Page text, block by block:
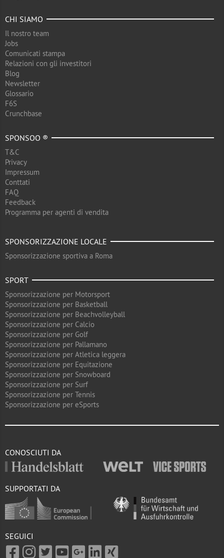
CHI SIAMO
Il nostro team
Jobs
Comunicati stampa
Relazioni con gli investitori
Blog
Newsletter
Glossario
F6S
Crunchbase
SPONSOO ®
T&C
Privacy
Impressum
Conttati
FAQ
Feedback
Programma per agenti di vendita
SPONSORIZZAZIONE LOCALE
Sponsorizzazione sportiva a Roma
SPORT
Sponsorizzazione per Motorsport
Sponsorizzazione per Basketball
Sponsorizzazione per Beachvolleyball
Sponsorizzazione per Calcio
Sponsorizzazione per Golf
Sponsorizzazione per Pallamano
Sponsorizzazione per Atletica leggera
Sponsorizzazione per Equitazione
Sponsorizzazione per Snowboard
Sponsorizzazione per Surf
Sponsorizzazione per Tennis
Sponsorizzazione per eSports
CONOSCIUTI DA
SUPPORTATI DA
SEGUICI